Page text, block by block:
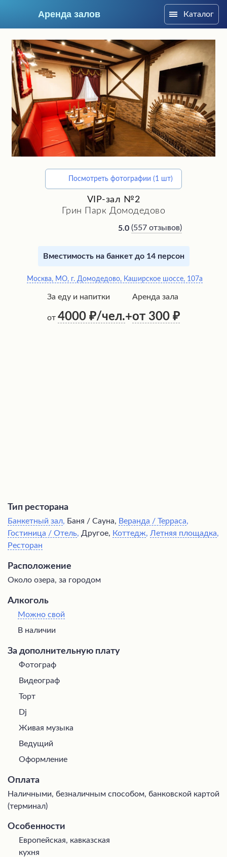
Аренда залов
Подберите мне зал
Каталог
Посмотреть фотографии (1 шт)
VIP-зал №2
Грин Парк Домодедово
5.0 (557 отзывов)
Вместимость на банкет до 14 персон
Москва, МО, г. Домодедово, Каширское шоссе, 107а
За еду и напитки
от 4000 /чел.+
Аренда зала
от 300
Тип ресторана
Банкетный зал, Баня / Сауна, Веранда / Терраса,
Гостиница / Отель, Другое, Коттедж, Летняя площадка,
Ресторан
Расположение
Около озера, за городом
Алкоголь
Можно свой
В наличии
За дополнительную плату
Фотограф
Видеограф
Торт
Dj
Живая музыка
Ведущий
Оформление
Оплата
Наличными, безналичным способом, банковской картой
(терминал)
Особенности
Европейская, кавказская
кухня